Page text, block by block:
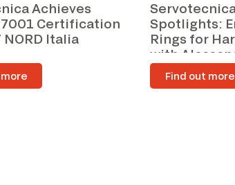
Achieves
Certification
Italia
Spotlights:
Rings for
with
Find out more